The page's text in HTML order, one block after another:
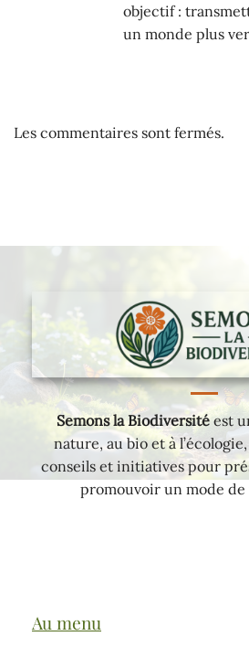
objectif :
un monde plus
Les commentaires sont fermés.
Semons la Biodiversité est
nature, au bio et à
conseils et initiatives pour
promouvoir un mode de
Au menu